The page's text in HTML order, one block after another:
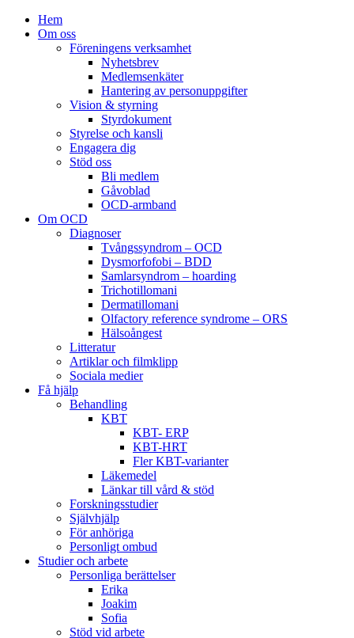
Hem
Om oss
Föreningens verksamhet
Nyhetsbrev
Medlemsenkäter
Hantering av personuppgifter
Vision & styrning
Styrdokument
Styrelse och kansli
Engagera dig
Stöd oss
Bli medlem
Gåvoblad
OCD-armband
Om OCD
Diagnoser
Tvångssyndrom – OCD
Dysmorfofobi – BDD
Samlarsyndrom – hoarding
Trichotillomani
Dermatillomani
Olfactory reference syndrome – ORS
Hälsoångest
Litteratur
Artiklar och filmklipp
Sociala medier
Få hjälp
Behandling
KBT
KBT- ERP
KBT-HRT
Fler KBT-varianter
Läkemedel
Länkar till vård & stöd
Forskningsstudier
Självhjälp
För anhöriga
Personligt ombud
Studier och arbete
Personliga berättelser
Erika
Joakim
Sofia
Stöd vid arbete